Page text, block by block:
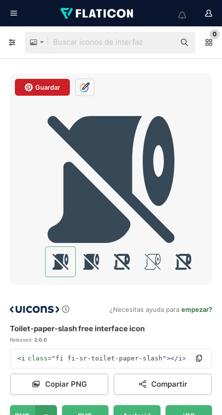
0
Guardar
¿Necesitas ayuda para empezar?
Toilet-paper-slash free interface icon
Released: 2.0.0
<i class="fi fi-sr-toilet-paper-slash"></i>
Copiar PNG Compartir